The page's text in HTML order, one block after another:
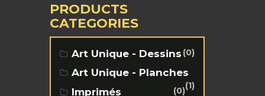
PRODUCTS
CATEGORIES
Art Unique - Dessins (0)
Art Unique - Planches
(1)
Imprimés (0)